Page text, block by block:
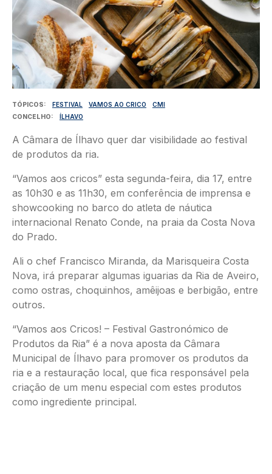
TÓPICOS FESTIVAL VAMOS AO CRICO
CMI
CONCELHO
ÍLHAVO
A Câmara de Ílhavo quer dar visibilidade ao festival
de produtos da ria.
“Vamos aos cricos” esta segunda-feira, dia 17, entre
as 10h30 e as 11h30, em conferência de imprensa e
showcooking no barco do atleta de náutica
internacional Renato Conde, na praia da Costa Nova
do Prado.
Ali o chef Francisco Miranda, da Marisqueira Costa
Nova, irá preparar algumas iguarias da Ria de Aveiro,
como ostras, choquinhos, amêijoas e berbigão, entre
outros.
“Vamos aos Cricos! – Festival Gastronómico de
Produtos da Ria” é a nova aposta da Câmara
Municipal de Ílhavo para promover os produtos da
ria e a restauração local, que fica responsável pela
criação de um menu especial com estes produtos
como ingrediente principal.